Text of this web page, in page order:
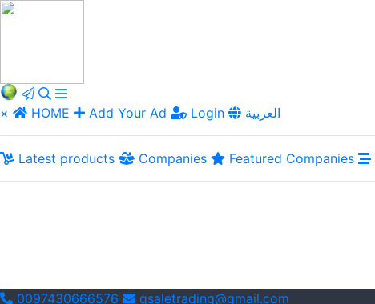
× HOME Add Your Ad Login العربية
Latest products Companies Featured Companies
0097430666576 qsaletrading@gmail.com